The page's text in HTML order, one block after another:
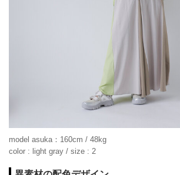
model asuka：160cm / 48kg
color : light gray / size : 2